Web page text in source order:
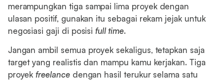
merampungkan tiga sampai lima proyek dengan
ulasan positif, gunakan itu sebagai rekam jejak untuk
negosiasi gaji di posisifull time.
Jangan ambil semua proyek sekaligus, tetapkan saja
target yang realistis dan mampu kamu kerjakan. Tiga
proyekfreelancedengan hasil terukur selama satu